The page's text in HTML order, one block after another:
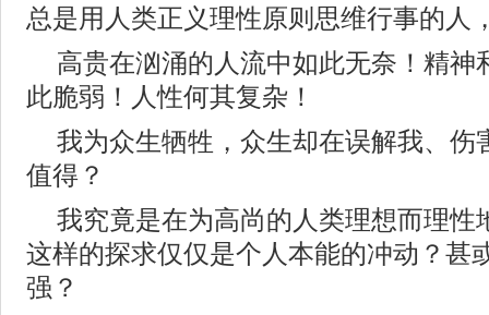
总是用人类正义理性原则思维行事的人
高贵在汹涌的人流中如此无奈！精神
此脆弱！人性何其复杂！
我为众生牺牲，众生却在误解我、伤
值得？
我究竟是在为高尚的人类理想而理性
这样的探求仅仅是个人本能的冲动？甚
强？